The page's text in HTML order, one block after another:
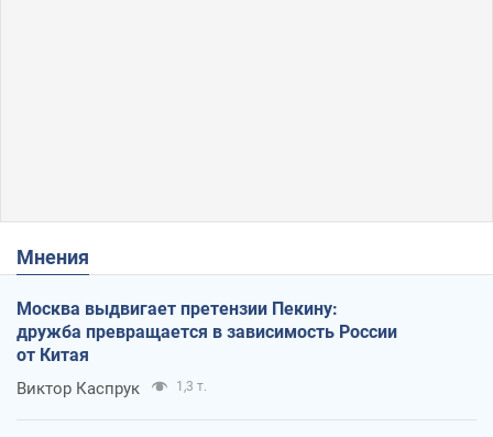
Мнения
Москва выдвигает претензии Пекину:
дружба превращается в зависимость России
от Китая
Виктор Каспрук 1,3 т.